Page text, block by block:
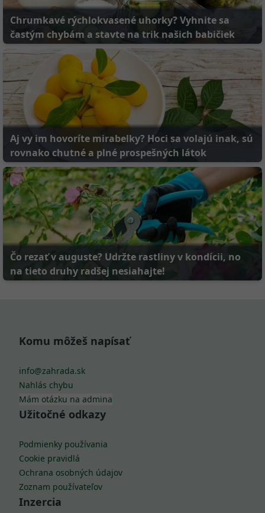
Chrumkavé rýchlokvasené uhorky? Vyhnite sa
častým chybám a stavte na trik našich babičiek
Aj vy im hovoríte mirabelky? Hoci sa volajú inak, sú
rovnako chutné a plné prospešných látok
Čo rezať v auguste? Udržte rastliny v kondícii, no
na tieto druhy radšej nesiahajte!
Komu môžeš napísať
info@zahrada.sk
Nahlás chybu
Mám otázku na admina
Užitočné odkazy
Podmienky používania
Cookie pravidlá
Ochrana osobných údajov
Zoznam používateľov
Inzercia